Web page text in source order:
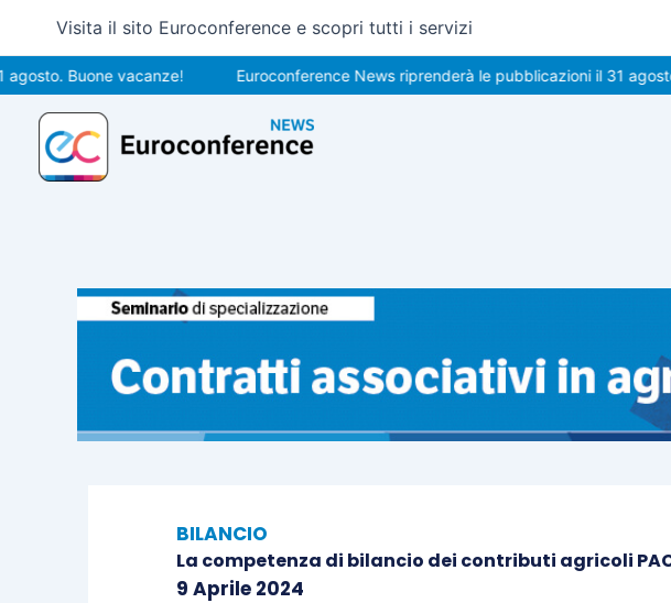
contenuto
Visita il sito Euroconference e scopri tutti i servizi
Buone vacanze! Euroconference News riprenderà le pubblicazioni il 31 agosto.
BILANCIO
La competenza di bilancio dei contributi agricoli
9 Aprile 2024